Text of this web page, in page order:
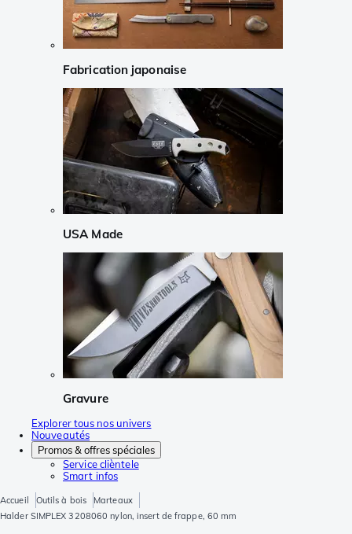
Fabrication japonaise
USA Made
Gravure
Explorer tous nos univers
Nouveautés
Promos & offres spéciales
Service clièntele
Smart infos
Accueil Outils à bois
Marteaux
Halder SIMPLEX 3208060 nylon, insert de frappe, 60 mm